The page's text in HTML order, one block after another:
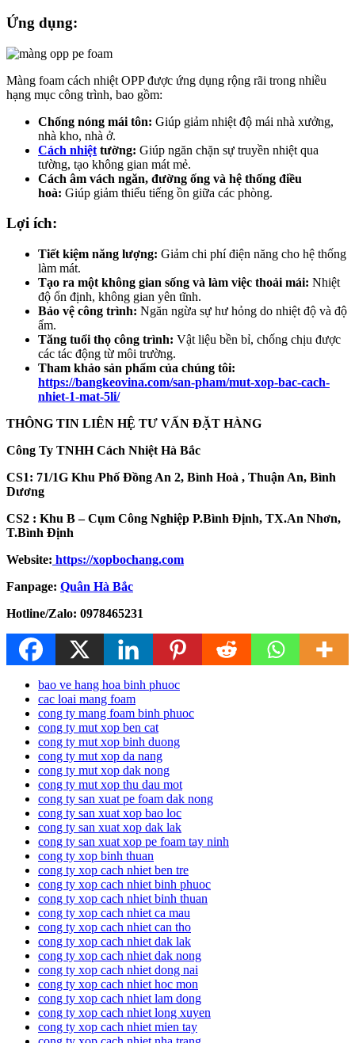
Ứng dụng:
Màng foam cách nhiệt OPP được ứng dụng rộng rãi trong nhiều
hạng mục công trình, bao gồm:
Chống nóng mái tôn: Giúp giảm nhiệt độ mái nhà xưởng,
nhà kho, nhà ở.
Cách nhiệt tường: Giúp ngăn chặn sự truyền nhiệt qua
tường, tạo không gian mát mẻ.
Cách âm vách ngăn, đường ống và hệ thống điều
hoà: Giúp giảm thiểu tiếng ồn giữa các phòng.
Lợi ích:
Tiết kiệm năng lượng: Giảm chi phí điện năng cho hệ thống
làm mát.
Tạo ra một không gian sống và làm việc thoải mái: Nhiệt
độ ổn định, không gian yên tĩnh.
Bảo vệ công trình: Ngăn ngừa sự hư hỏng do nhiệt độ và độ
ẩm.
Tăng tuổi thọ công trình: Vật liệu bền bỉ, chống chịu được
các tác động từ môi trường.
Tham khảo sản phẩm của chúng tôi:
https://bangkeovina.com/san-pham/mut-xop-bac-cach-
nhiet-1-mat-5li/
THÔNG TIN LIÊN HỆ TƯ VẤN ĐẶT HÀNG
Công Ty TNHH Cách Nhiệt Hà Bắc
CS1: 71/1G Khu Phố Đồng An 2, Bình Hoà , Thuận An, Bình
Dương
CS2 : Khu B – Cụm Công Nghiệp P.Bình Định, TX.An Nhơn,
T.Bình Định
Website: https://xopbochang.com
Fanpage: Quân Hà Bắc
Hotline/Zalo: 0978465231
bao ve hang hoa binh phuoc
cac loai mang foam
cong ty mang foam binh phuoc
cong ty mut xop ben cat
cong ty mut xop binh duong
cong ty mut xop da nang
cong ty mut xop dak nong
cong ty mut xop thu dau mot
cong ty san xuat pe foam dak nong
cong ty san xuat xop bao loc
cong ty san xuat xop dak lak
cong ty san xuat xop pe foam tay ninh
cong ty xop binh thuan
cong ty xop cach nhiet ben tre
cong ty xop cach nhiet binh phuoc
cong ty xop cach nhiet binh thuan
cong ty xop cach nhiet ca mau
cong ty xop cach nhiet can tho
cong ty xop cach nhiet dak lak
cong ty xop cach nhiet dak nong
cong ty xop cach nhiet dong nai
cong ty xop cach nhiet hoc mon
cong ty xop cach nhiet lam dong
cong ty xop cach nhiet long xuyen
cong ty xop cach nhiet mien tay